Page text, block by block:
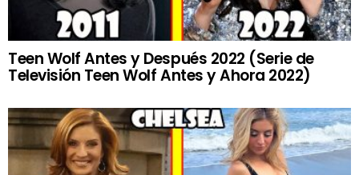
Teen Wolf Antes y Después 2022 (Serie de
Televisión Teen Wolf Antes y Ahora 2022)